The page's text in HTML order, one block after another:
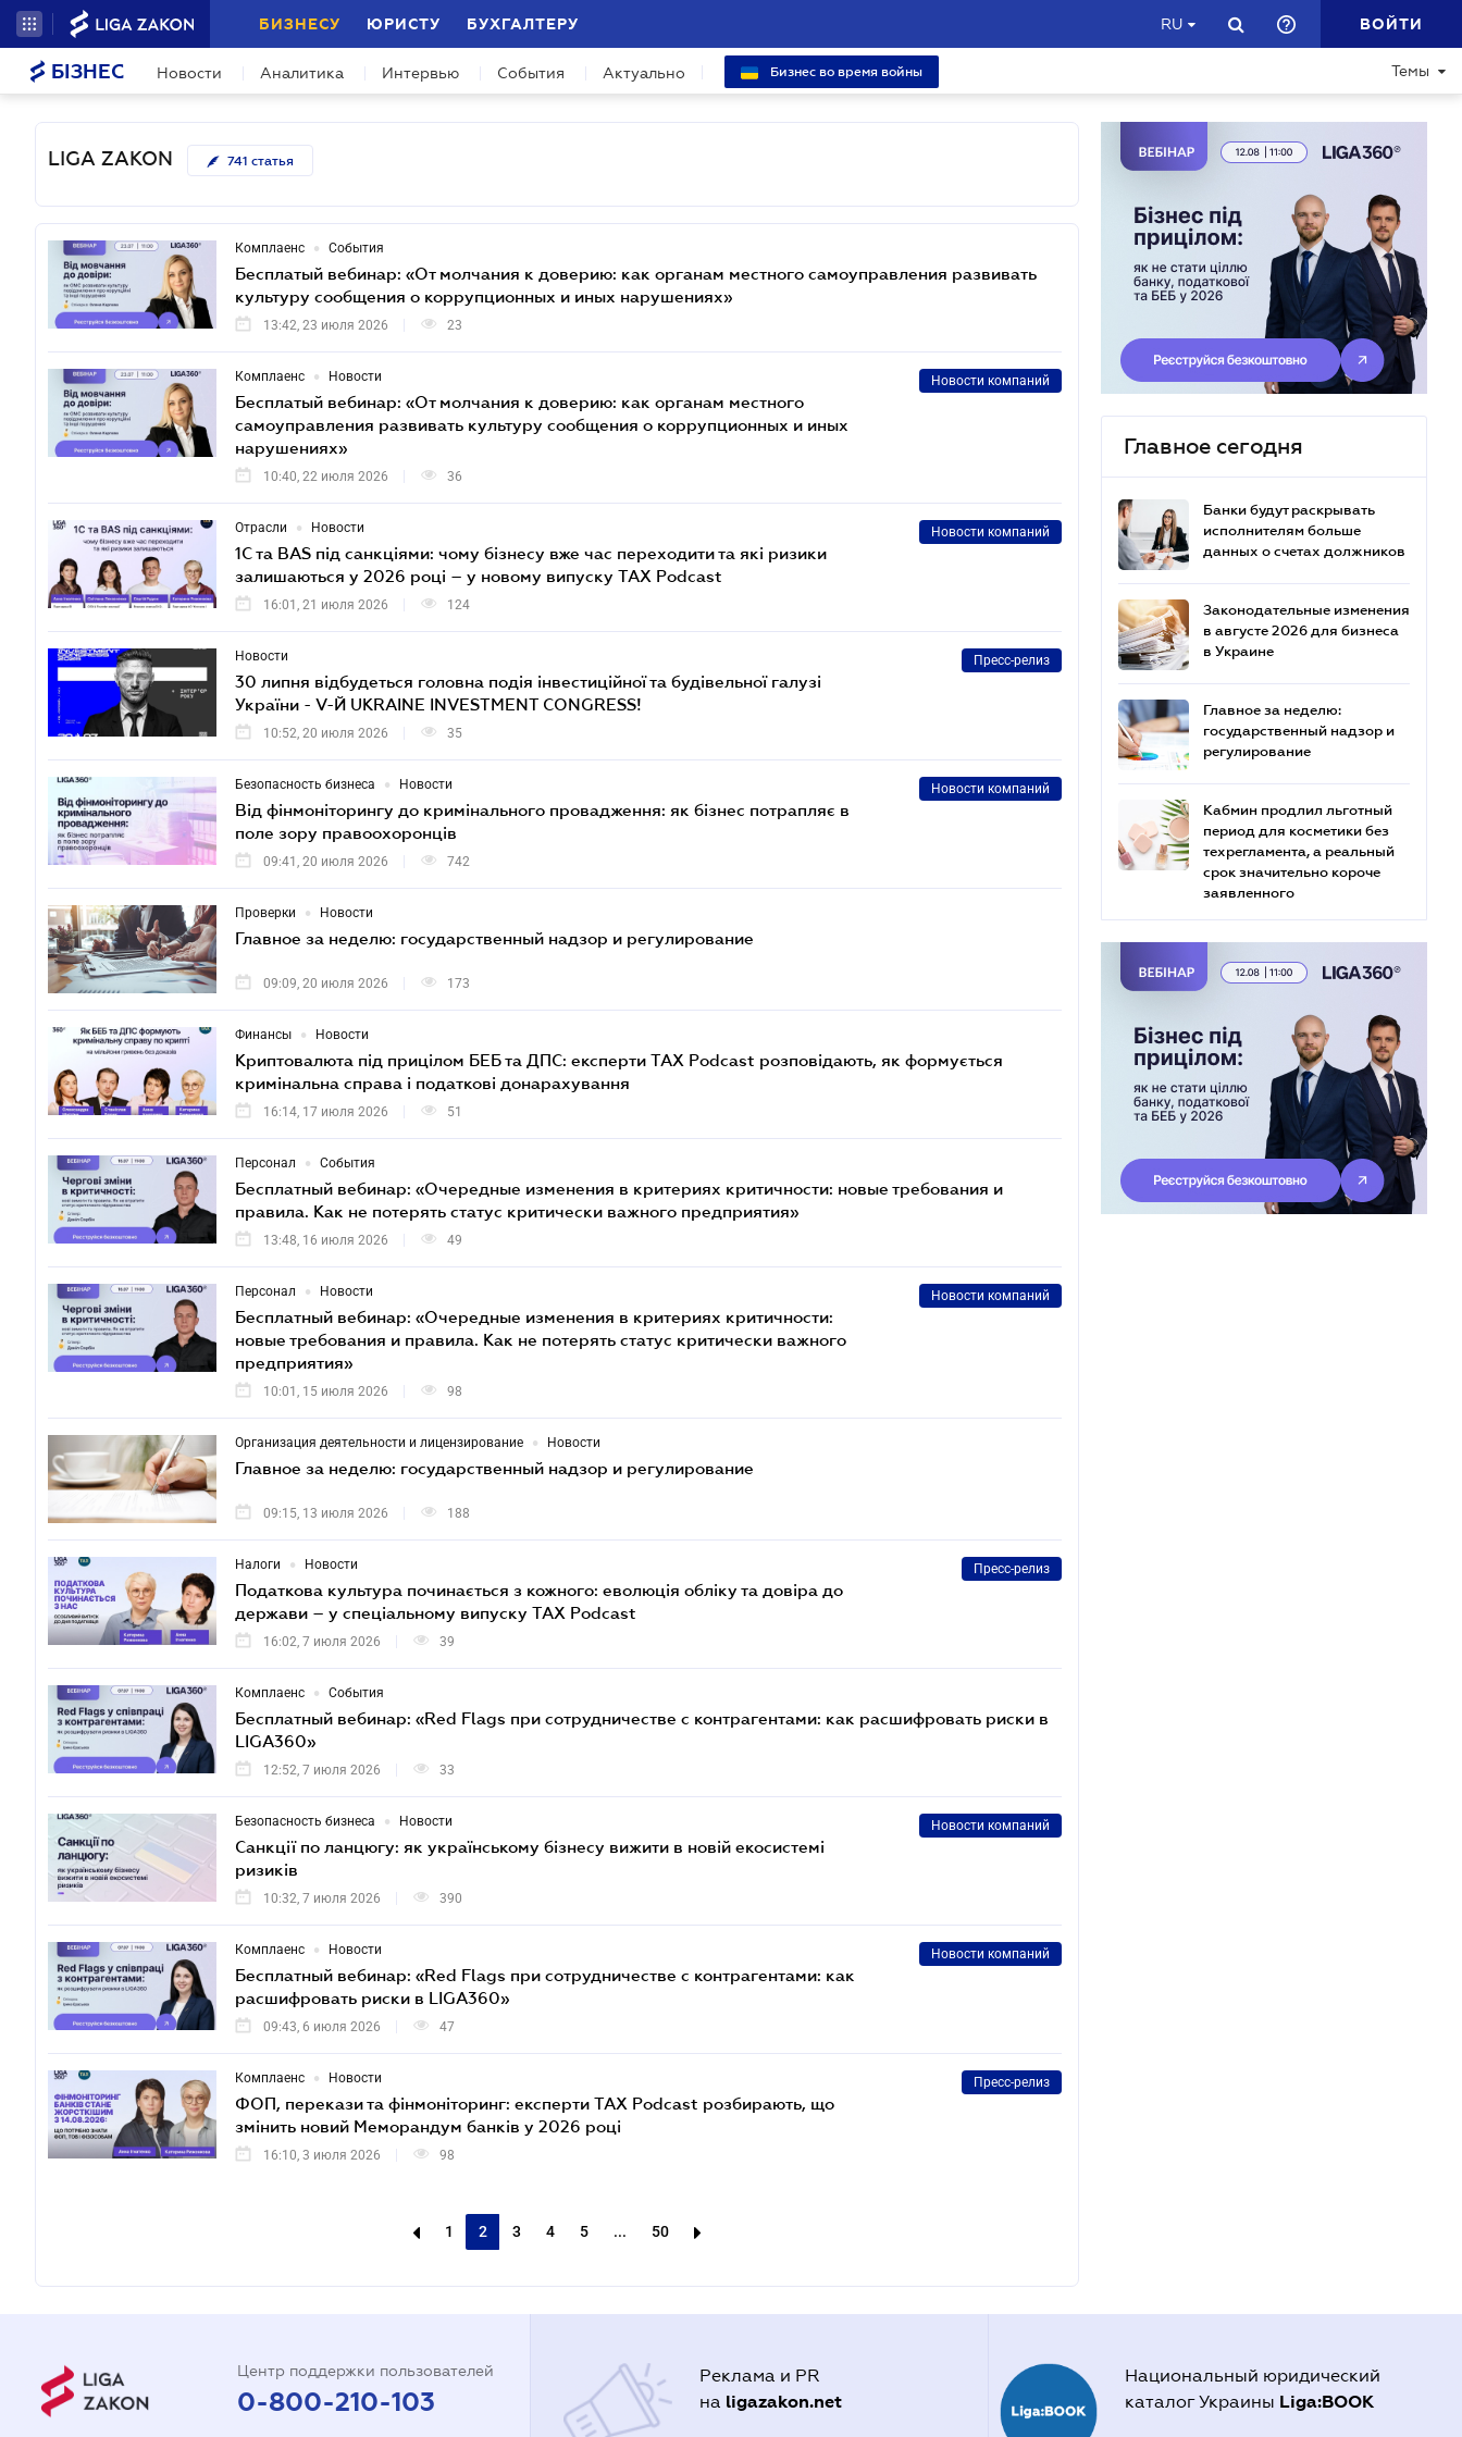
БИЗНЕСУ ЮРИСТУ БУХГАЛТЕРУ RU ВОЙТИ
БІЗНЕС Новости Аналитика Интервью События Актуально Бизнес во время войны Темы
LIGA ZAKON 741 статья
Комплаенс • События
Бесплатый вебинар: «От молчания к доверию: как органам местного самоуправления развивать
культуру сообщения о коррупционных и иных нарушениях»
13:42, 23 июля 2026 23
Комплаенс • Новости
Бесплатый вебинар: «От молчания к доверию: как органам местного
самоуправления развивать культуру сообщения о коррупционных и иных
нарушениях»
Новости компаний
10:40, 22 июля 2026 36
Отрасли • Новости
1С та BAS під санкціями: чому бізнесу вже час переходити та які ризики
залишаються у 2026 році – у новому випуску TAX Podcast
Новости компаний
16:01, 21 июля 2026 124
Новости
30 липня відбудеться головна подія інвестиційної та будівельної галузі
України - V-Й UKRAINE INVESTMENT CONGRESS!
Пресс-релиз
10:52, 20 июля 2026 35
Безопасность бизнеса • Новости
Від фінмоніторингу до кримінального провадження: як бізнес потрапляє в
поле зору правоохоронців
Новости компаний
09:41, 20 июля 2026 742
Проверки • Новости
Главное за неделю: государственный надзор и регулирование
09:09, 20 июля 2026 173
Финансы • Новости
Криптовалюта під прицілом БЕБ та ДПС: експерти TAX Podcast розповідають, як формується
кримінальна справа і податкові донарахування
16:14, 17 июля 2026 51
Персонал • События
Бесплатный вебинар: «Очередные изменения в критериях критичности: новые требования и
правила. Как не потерять статус критически важного предприятия»
13:48, 16 июля 2026 49
Персонал • Новости
Бесплатный вебинар: «Очередные изменения в критериях критичности:
новые требования и правила. Как не потерять статус критически важного
предприятия»
Новости компаний
10:01, 15 июля 2026 98
Организация деятельности и лицензирование • Новости
Главное за неделю: государственный надзор и регулирование
09:15, 13 июля 2026 188
Налоги • Новости
Податкова культура починається з кожного: еволюція обліку та довіра до
держави – у спеціальному випуску TAX Podcast
Пресс-релиз
16:02, 7 июля 2026 39
Комплаенс • События
Бесплатный вебинар: «Red Flags при сотрудничестве с контрагентами: как расшифровать риски в
LIGA360»
12:52, 7 июля 2026 33
Безопасность бизнеса • Новости
Санкції по ланцюгу: як українському бізнесу вижити в новій екосистемі
ризиків
Новости компаний
10:32, 7 июля 2026 390
Комплаенс • Новости
Бесплатный вебинар: «Red Flags при сотрудничестве с контрагентами: как
расшифровать риски в LIGA360»
Новости компаний
09:43, 6 июля 2026 47
Комплаенс • Новости
ФОП, перекази та фінмоніторинг: експерти TAX Podcast розбирають, що
змінить новий Меморандум банків у 2026 році
Пресс-релиз
16:10, 3 июля 2026 98
1 2 3 4 5 ... 50
Главное сегодня
Банки будут раскрывать
исполнителям больше
данных о счетах должников
Законодательные изменения
в августе 2026 для бизнеса
в Украине
Главное за неделю:
государственный надзор и
регулирование
Кабмин продлил льготный
период для косметики без
техрегламента, а реальный
срок значительно короче
заявленного
Центр поддержки пользователей
0-800-210-103
Реклама и PR
на ligazakon.net
Национальный юридический
каталог Украины Liga:BOOK